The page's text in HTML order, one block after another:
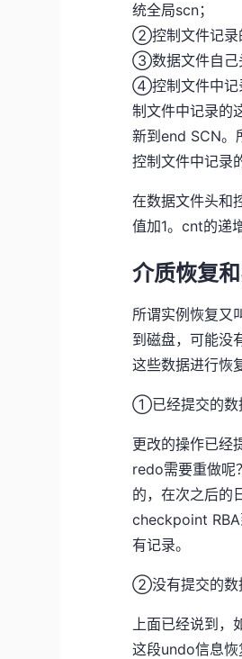
统全局scn；
②控制文件记录
③数据文件自己
④控制文件中记
制文件中记录的
新到end SCN。
控制文件中记录
在数据文件头和
值加1。cnt的递
介质恢复
所谓实例恢复又
到磁盘，可能没
这些数据进行恢
①已经提交的数
更改的操作已经
redo需要重做呢
的，在次之后的
checkpoint
有记录。
②没有提交的数
上面已经说到，
这段undo信息恢